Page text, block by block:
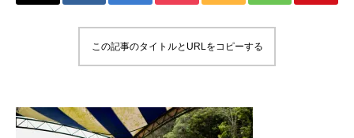
この記事のタイトルとURLをコピーする